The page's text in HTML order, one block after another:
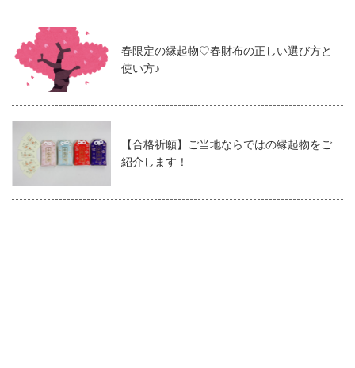
春限定の縁起物♡春財布の正しい選び方と
使い方♪
【合格祈願】ご当地ならではの縁起物をご
紹介します！